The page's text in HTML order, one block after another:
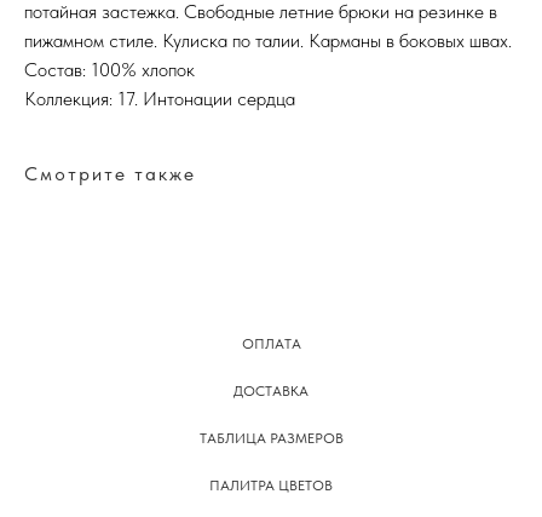
потайная застежка. Свободные летние брюки на резинке в
пижамном стиле. Кулиска по талии. Карманы в боковых швах.
Состав: 100% хлопок
Коллекция: 17. Интонации сердца
Смотрите также
ОПЛАТА
ДОСТАВКА
ТАБЛИЦА РАЗМЕРОВ
ПАЛИТРА ЦВЕТОВ